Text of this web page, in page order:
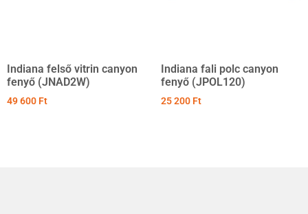
Indiana felső vitrin canyon
fenyő (JNAD2W)
49 600 Ft
Indiana fali polc canyon
fenyő (JPOL120)
25 200 Ft